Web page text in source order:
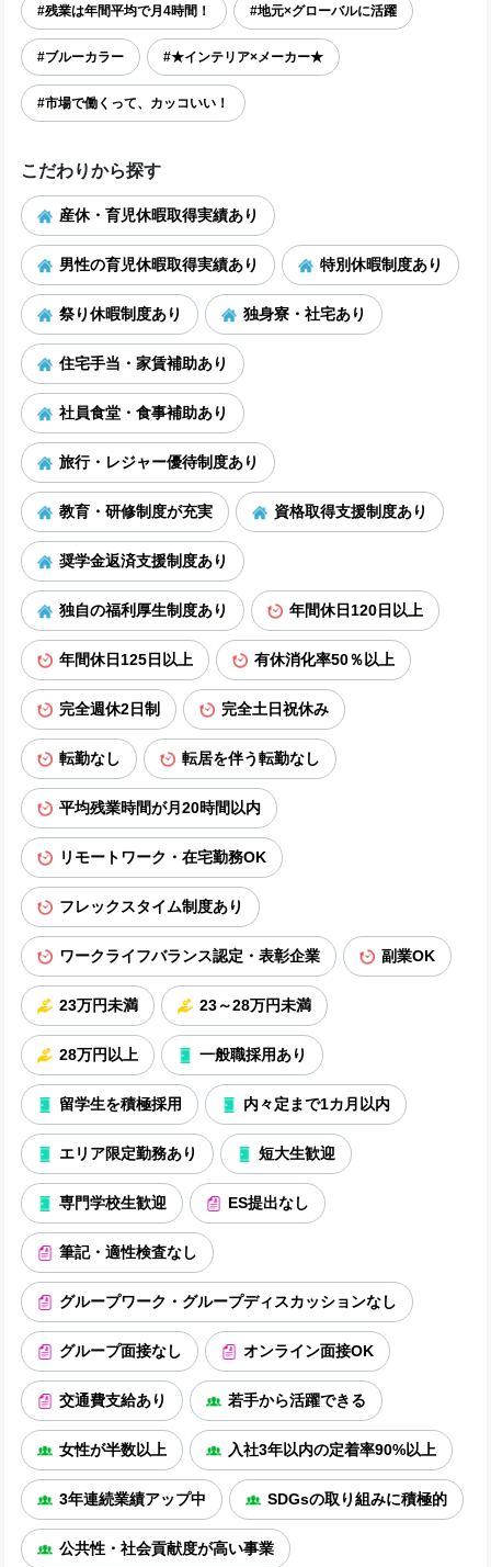
#残業は年間平均で月4時間！ #地元×グローバルに活躍
#ブルーカラー #★インテリア×メーカー★
#市場で働くって、カッコいい！
こだわりから探す
産休・育児休暇取得実績あり
男性の育児休暇取得実績あり 特別休暇制度あり
祭り休暇制度あり 独身寮・社宅あり
住宅手当・家賃補助あり
社員食堂・食事補助あり
旅行・レジャー優待制度あり
教育・研修制度が充実 資格取得支援制度あり
奨学金返済支援制度あり
独自の福利厚生制度あり 年間休日120日以上
年間休日125日以上 有休消化率50％以上
完全週休2日制 完全土日祝休み
転勤なし 転居を伴う転勤なし
平均残業時間が月20時間以内
リモートワーク・在宅勤務OK
フレックスタイム制度あり
ワークライフバランス認定・表彰企業 副業OK
23万円未満 23～28万円未満
28万円以上 一般職採用あり
留学生を積極採用 内々定まで1カ月以内
エリア限定勤務あり 短大生歓迎
専門学校生歓迎 ES提出なし
筆記・適性検査なし
グループワーク・グループディスカッションなし
グループ面接なし オンライン面接OK
交通費支給あり 若手から活躍できる
女性が半数以上 入社3年以内の定着率90%以上
3年連続業績アップ中 SDGsの取り組みに積極的
公共性・社会貢献度が高い事業